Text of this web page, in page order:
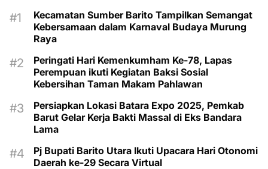
Kecamatan Sumber Barito Tampilkan Semangat
Kebersamaan dalam Karnaval Budaya Murung
Raya
Peringati Hari Kemenkumham Ke-78, Lapas
Perempuan ikuti Kegiatan Baksi Sosial
Kebersihan Taman Makam Pahlawan
Persiapkan Lokasi Batara Expo 2025, Pemkab
Barut Gelar Kerja Bakti Massal di Eks Bandara
Lama
Pj Bupati Barito Utara Ikuti Upacara Hari Otonomi
Daerah ke-29 Secara Virtual